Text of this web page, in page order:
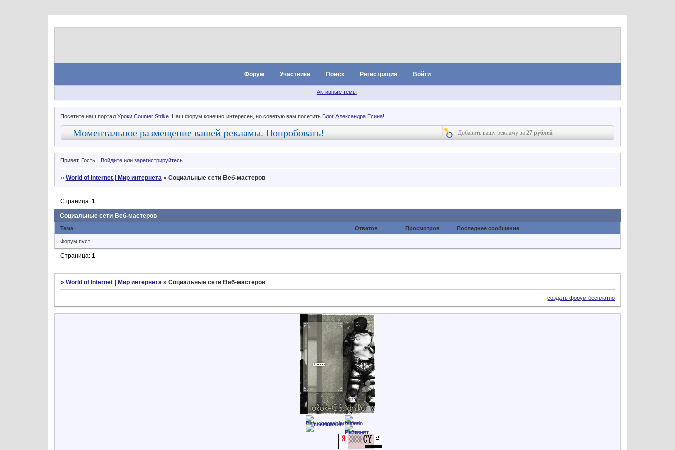
Форум Участники Поиск Регистрация Войти
Активные темы
Посетите наш портал Уроки Counter Strike. Наш форум конечно интересен, но советую вам посетить Блог Александра Есина!
Моментальное размещение вашей рекламы. Попробовать! Добавить вашу рекламу за27 рублей
Привет, Гость! Войдите илизарегистрируйтесь.
» World of Internet | Мир интернета » Социальные сети Веб-мастеров
Социальные сети Веб-мастеров
Страница: 1
Тема Ответов Просмотров Последнее сообщение
Форум пуст.
Страница: 1
» World of Internet | Мир интернета » Социальные сети Веб-мастеров
создать форум бесплатно